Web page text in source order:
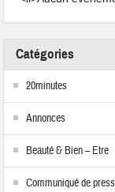
Catégories
20minutes
Annonces
Beauté & Bien – Etre
Communiqué de